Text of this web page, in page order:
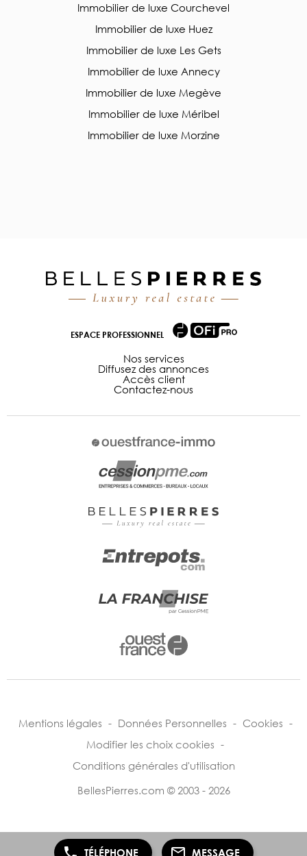
TÉLÉPHONE MESSAGE
Immobilier de luxe Courchevel
Immobilier de luxe Huez
Immobilier de luxe Les Gets
Immobilier de luxe Annecy
Immobilier de luxe Megève
Immobilier de luxe Méribel
Immobilier de luxe Morzine
ESPACE PROFESSIONNEL
Nos services
Diffusez des annonces
Accès client
Contactez-nous
Mentions légales - Données Personnelles - Cookies -
Modifier les choix cookies -
Conditions générales d'utilisation
BellesPierres.com © 2003 - 2026